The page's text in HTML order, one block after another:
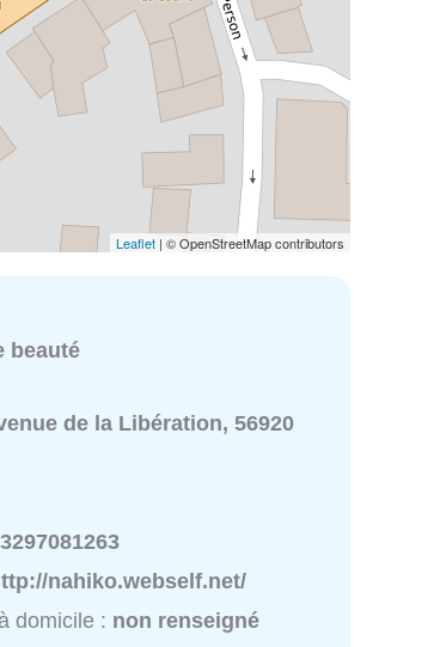
Leaflet | © OpenStreetMap contributors
beauté
de la Libération, 56920
nahiko.webself.net/
domicile : non renseigné